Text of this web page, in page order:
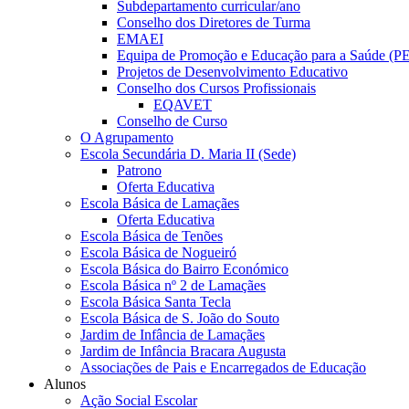
Subdepartamento curricular/ano
Conselho dos Diretores de Turma
EMAEI
Equipa de Promoção e Educação para a Saúde
Projetos de Desenvolvimento Educativo
Conselho dos Cursos Profissionais
EQAVET
Conselho de Curso
O Agrupamento
Escola Secundária D. Maria II (Sede)
Patrono
Oferta Educativa
Escola Básica de Lamaçães
Oferta Educativa
Escola Básica de Tenões
Escola Básica de Nogueiró
Escola Básica do Bairro Económico
Escola Básica nº 2 de Lamaçães
Escola Básica Santa Tecla
Escola Básica de S. João do Souto
Jardim de Infância de Lamaçães
Jardim de Infância Bracara Augusta
Associações de Pais e Encarregados de Educação
Alunos
Ação Social Escolar